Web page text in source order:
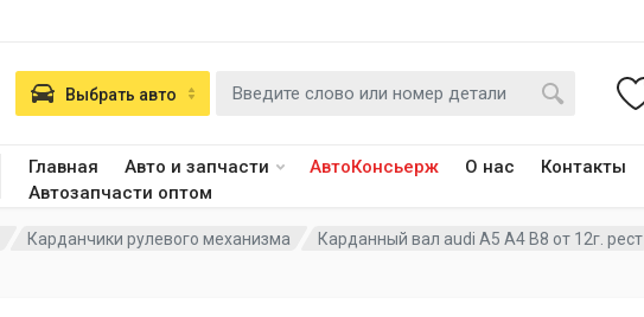
Главная Авто и запчасти АвтоКонсьерж О нас
Контакты
Автозапчасти оптом
Выбрать авто
Карданчики рулевого механизма Карданный вал audi A5 A4 B8 от 12г. рест